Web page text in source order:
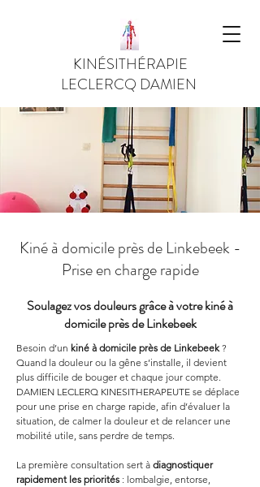
KINÉSITHÉRAPIE
LECLERCQ DAMIEN
Kiné à domicile près de Linkebeek -
Prise en charge rapide
Soulagez vos douleurs grâce à votre kiné à
domicile près de Linkebeek
Besoin d’un kiné à domicile près de Linkebeek ?
Quand la douleur ou la gêne s’installe, il devient
plus difficile de bouger et chaque jour compte.
DAMIEN LECLERQ KINESITHERAPEUTE se déplace
pour une prise en charge rapide, afin d’évaluer la
situation, de calmer la douleur et de relancer une
mobilité utile, sans perdre de temps.
La première consultation sert à diagnostiquer
rapidement les priorités : lombalgie, entorse,